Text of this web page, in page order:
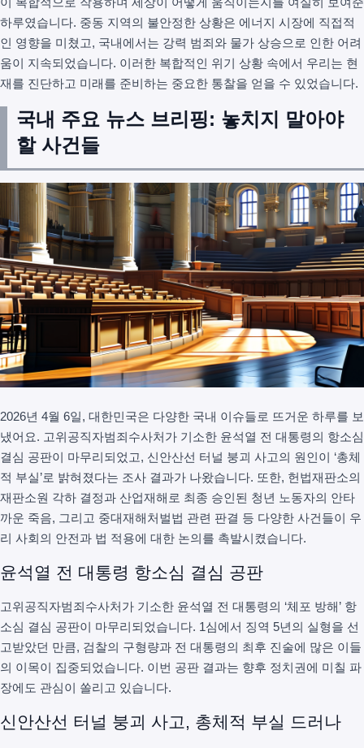
하루였습니다. 중동 지역의 불안정한 상황은 에너지 시장에 직접적
인 영향을 미쳤고, 국내에서는 강력 범죄와 물가 상승으로 인한 어려
움이 지속되었습니다. 이러한 복합적인 위기 상황 속에서 우리는 현
재를 진단하고 미래를 준비하는 중요한 통찰을 얻을 수 있었습니다.
국내 주요 뉴스 브리핑: 놓치지 말아야
할 사건들
2026년 4월 6일, 대한민국은 다양한 국내 이슈들로 뜨거운 하루를 보
냈어요. 고위공직자범죄수사처가 기소한 윤석열 전 대통령의 항소심
결심 공판이 마무리되었고, 신안산선 터널 붕괴 사고의 원인이 ‘총체
적 부실’로 밝혀졌다는 조사 결과가 나왔습니다. 또한, 헌법재판소의
재판소원 각하 결정과 산업재해로 최종 승인된 청년 노동자의 안타
까운 죽음, 그리고 중대재해처벌법 관련 판결 등 다양한 사건들이 우
리 사회의 안전과 법 적용에 대한 논의를 촉발시켰습니다.
윤석열 전 대통령 항소심 결심 공판
고위공직자범죄수사처가 기소한 윤석열 전 대통령의 ‘체포 방해’ 항
소심 결심 공판이 마무리되었습니다. 1심에서 징역 5년의 실형을 선
고받았던 만큼, 검찰의 구형량과 전 대통령의 최후 진술에 많은 이들
의 이목이 집중되었습니다. 이번 공판 결과는 향후 정치권에 미칠 파
장에도 관심이 쏠리고 있습니다.
신안산선 터널 붕괴 사고, 총체적 부실 드러나